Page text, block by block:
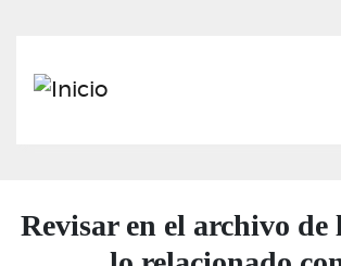
Revisar en el archivo de